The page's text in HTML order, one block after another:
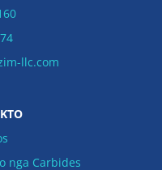
llc.com
nga Carbides